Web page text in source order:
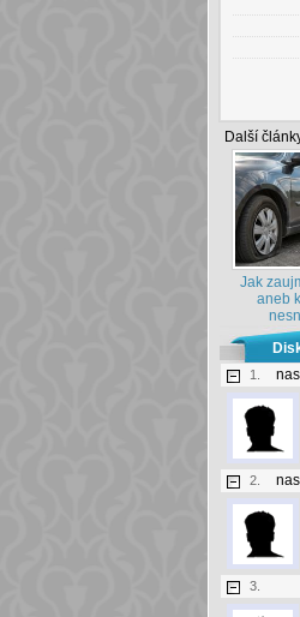
Další
Jak
aneb
1.
2.
3.